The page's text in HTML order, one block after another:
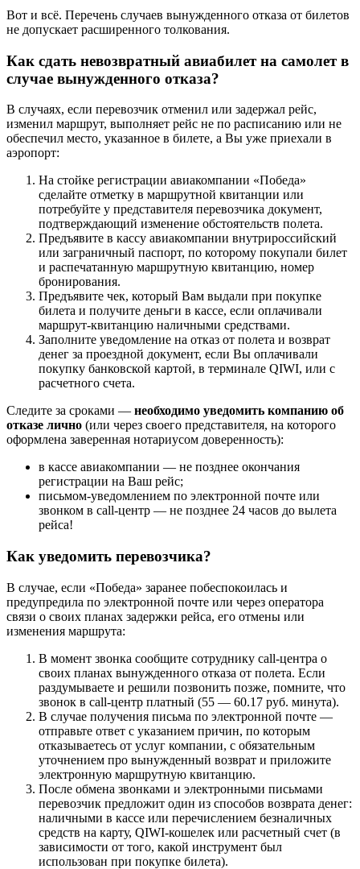
Вот и всё. Перечень случаев вынужденного отказа от билетов
не допускает расширенного толкования.
Как сдать невозвратный авиабилет на самолет в
случае вынужденного отказа?
В случаях, если перевозчик отменил или задержал рейс,
изменил маршрут, выполняет рейс не по расписанию или не
обеспечил место, указанное в билете, а Вы уже приехали в
аэропорт:
На стойке регистрации авиакомпании «Победа»
сделайте отметку в маршрутной квитанции или
потребуйте у представителя перевозчика документ,
подтверждающий изменение обстоятельств полета.
Предъявите в кассу авиакомпании внутрироссийский
или заграничный паспорт, по которому покупали билет
и распечатанную маршрутную квитанцию, номер
бронирования.
Предъявите чек, который Вам выдали при покупке
билета и получите деньги в кассе, если оплачивали
маршрут-квитанцию наличными средствами.
Заполните уведомление на отказ от полета и возврат
денег за проездной документ, если Вы оплачивали
покупку банковской картой, в терминале QIWI, или с
расчетного счета.
Следите за сроками — необходимо уведомить компанию об
отказе лично (или через своего представителя, на которого
оформлена заверенная нотариусом доверенность):
в кассе авиакомпании — не позднее окончания
регистрации на Ваш рейс;
письмом-уведомлением по электронной почте или
звонком в call-центр — не позднее 24 часов до вылета
рейса!
Как уведомить перевозчика?
В случае, если «Победа» заранее побеспокоилась и
предупредила по электронной почте или через оператора
связи о своих планах задержки рейса, его отмены или
изменения маршрута:
В момент звонка сообщите сотруднику call-центра о
своих планах вынужденного отказа от полета. Если
раздумываете и решили позвонить позже, помните, что
звонок в call-центр платный (55 — 60.17 руб. минута).
В случае получения письма по электронной почте —
отправьте ответ с указанием причин, по которым
отказываетесь от услуг компании, с обязательным
уточнением про вынужденный возврат и приложите
электронную маршрутную квитанцию.
После обмена звонками и электронными письмами
перевозчик предложит один из способов возврата денег:
наличными в кассе или перечислением безналичных
средств на карту, QIWI-кошелек или расчетный счет (в
зависимости от того, какой инструмент был
использован при покупке билета).